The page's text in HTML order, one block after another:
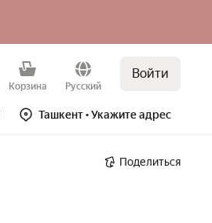
Корзина Русский
Войти
Ташкент• Укажите адрес
Поделиться